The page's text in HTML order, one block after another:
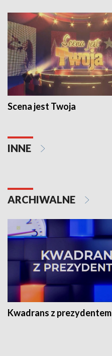
Scena jest Twoja
INNE
ARCHIWALNE
Kwadrans z prezydentem